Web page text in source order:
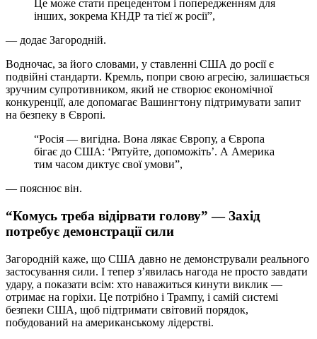
Це може стати прецедентом і попередженням для
інших, зокрема КНДР та тієї ж росії”,
— додає Загородній.
Водночас, за його словами, у ставленні США до росії є
подвійні стандарти. Кремль, попри свою агресію, залишається
зручним супротивником, який не створює економічної
конкуренції, але допомагає Вашингтону підтримувати запит
на безпеку в Європі.
“Росія — вигідна. Вона лякає Європу, а Європа
бігає до США: ‘Рятуйте, допоможіть’. А Америка
тим часом диктує свої умови”,
— пояснює він.
“Комусь треба відірвати голову” — Захід
потребує демонстрації сили
Загородній каже, що США давно не демонстрували реального
застосування сили. І тепер з’явилась нагода не просто завдати
удару, а показати всім: хто наважиться кинути виклик —
отримає на горіхи. Це потрібно і Трампу, і самій системі
безпеки США, щоб підтримати світовий порядок,
побудований на американському лідерстві.